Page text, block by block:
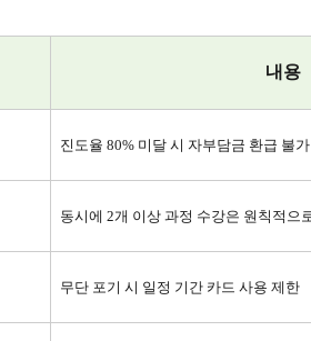
내용
진도율 80% 미달 시 자부담금 환급 불가
동시에 2개 이상 과정 수강은 원칙적으
무단 포기 시 일정 기간 카드 사용 제한